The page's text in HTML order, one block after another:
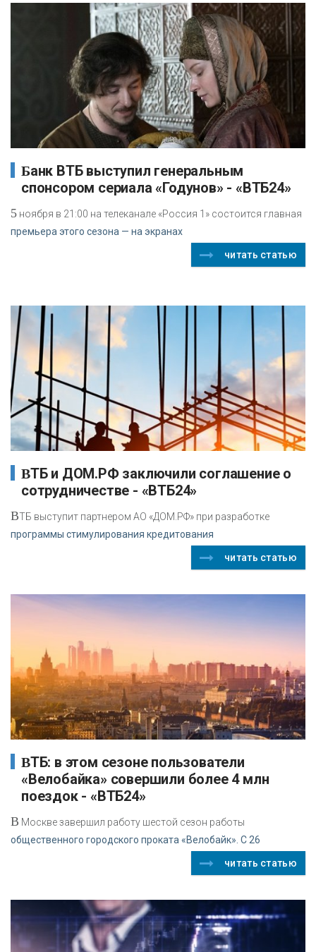
Банк ВТБ выступил генеральным
спонсором сериала «Годунов» - «ВТБ24»
5 ноября в 21:00 на телеканале «Россия 1» состоится главная
премьера этого сезона — на экранах
читать статью
ВТБ и ДОМ.РФ заключили соглашение о
сотрудничестве - «ВТБ24»
ВТБ выступит партнером АО «ДОМ.РФ» при разработке
программы стимулирования кредитования
читать статью
ВТБ: в этом сезоне пользователи
«Велобайка» совершили более 4 млн
поездок - «ВТБ24»
В Москве завершил работу шестой сезон работы
общественного городского проката «Велобайк». С 26
читать статью